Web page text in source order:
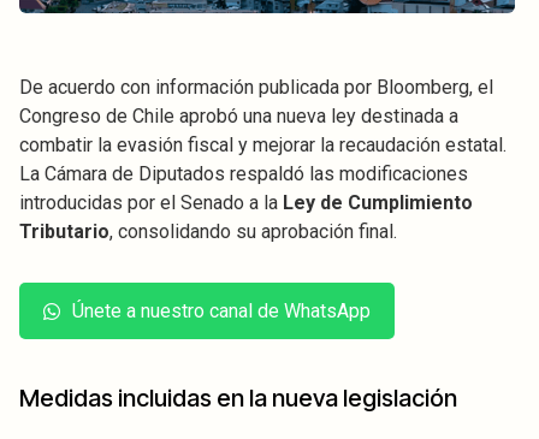
De acuerdo con información publicada por Bloomberg, el
Congreso de Chile aprobó una nueva ley destinada a
combatir la evasión fiscal y mejorar la recaudación estatal.
La Cámara de Diputados respaldó las modificaciones
introducidas por el Senado a la Ley de Cumplimiento
Tributario, consolidando su aprobación final.
Únete a nuestro canal de WhatsApp
Medidas incluidas en la nueva legislación